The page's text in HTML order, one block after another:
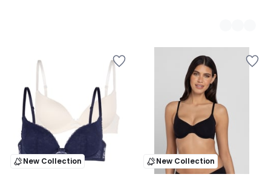
New Collection New Collection